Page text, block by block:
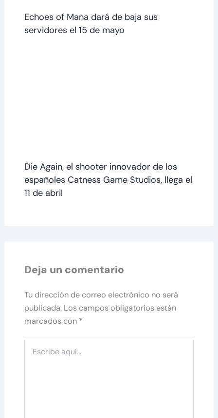
Echoes of Mana dará de baja sus
servidores el 15 de mayo
Die Again, el shooter innovador de los
españoles Catness Game Studios, llega el
11 de abril
Deja un comentario
Tu dirección de correo electrónico no será
publicada. Los campos obligatorios están
marcados con *
aquí...